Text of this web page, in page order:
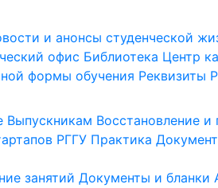
и анонсы студенческой
офис Библиотека Центр
формы обучения Реквизиты
Выпускникам Восстановление и
РГГУ Практика
занятий Документы и бланки